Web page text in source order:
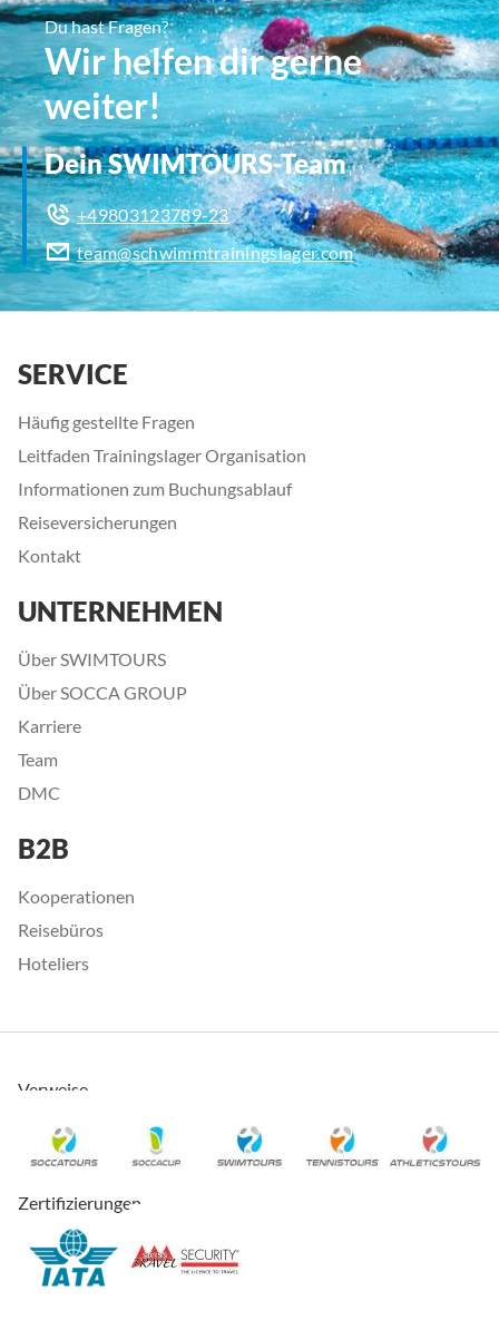
Du hast Fragen?
Wir helfen dir gerne
weiter!
Dein SWIMTOURS-Team
+49803123789-23
team@schwimmtrainingslager.com
SERVICE
Häufig gestellte Fragen
Leitfaden Trainingslager Organisation
Informationen zum Buchungsablauf
Reiseversicherungen
Kontakt
UNTERNEHMEN
Über SWIMTOURS
Über SOCCA GROUP
Karriere
Team
DMC
B2B
Kooperationen
Reisebüros
Hoteliers
Verweise
Zertifizierungen